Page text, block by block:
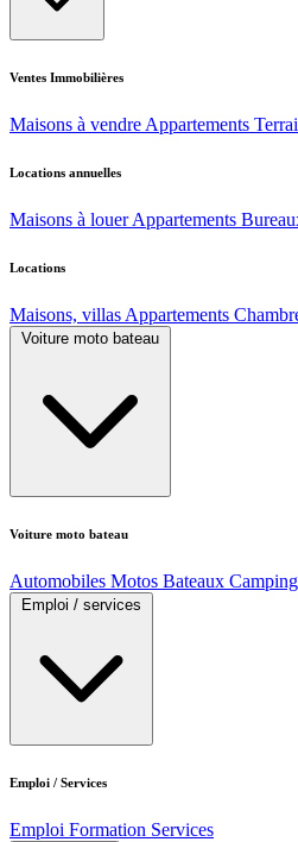
Ventes Immobilières
Maisons à vendre Appartements
Locations annuelles
Maisons à louer Appartements
Locations
Maisons, villas Appartements
Voiture moto bateau
Voiture moto bateau
Automobiles Motos Bateaux
Emploi / services
Emploi / Services
Emploi Formation Services